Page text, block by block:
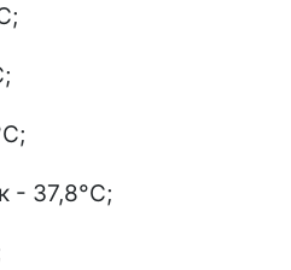
- 37,8°C;